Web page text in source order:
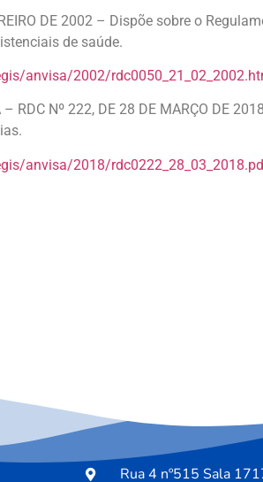
DE 2002 – Dispõe sobre o
de saúde.
anvisa/2002/
– RDC Nº 222, DE 28 DE MARÇO DE
anvisa/2018/
Rua 4 nº515 Sala